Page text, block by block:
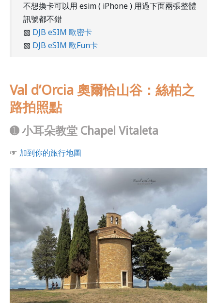
不想換卡可以用 esim ( iPhone ) 用過下面兩張整體
訊號都不錯
▧ DJB eSIM 歐密卡
▧ DJB eSIM 歐Fun卡
Val d’Orcia 奧爾恰山谷：絲柏之
路拍照點
➊小耳朵教堂 Chapel Vitaleta
☞ 加到你的旅行地圖